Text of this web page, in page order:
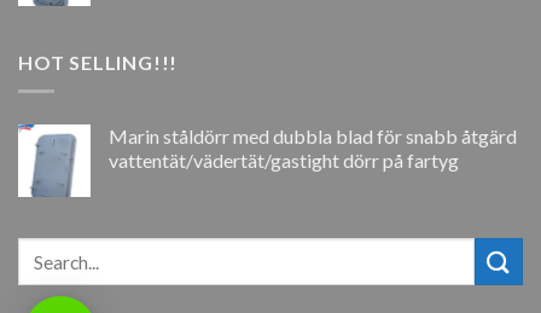
HOT SELLING!!!
Marin ståldörr med dubbla blad för snabb åtgärd
vattentät/vädertät/gastight dörr på fartyg